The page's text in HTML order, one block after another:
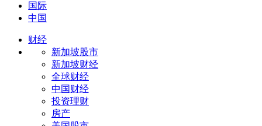
国际
中国
财经
新加坡股市
新加坡财经
全球财经
中国财经
投资理财
房产